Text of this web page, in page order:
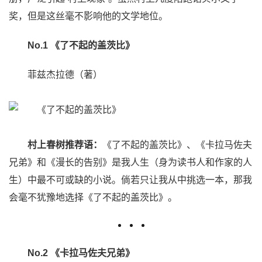
奖，但是这丝毫不影响他的文学地位。
No.1 《了不起的盖茨比》
菲兹杰拉德（著）
村上春树推荐语：
《了不起的盖茨比》、《卡拉马佐夫
兄弟》和《漫长的告别》是我人生（身为读书人和作家的人
生）中最不可或缺的小说。倘若只让我从中挑选一本，那我
会毫不犹豫地选择《了不起的盖茨比》。
No.2 《卡拉马佐夫兄弟》